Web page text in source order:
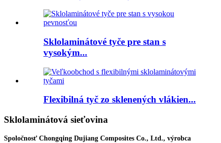
Sklolaminátové tyče pre stan s
vysokým...
Flexibilná tyč zo sklenených vlákien...
Sklolaminátová sieťovina
Spoločnosť Chongqing Dujiang Composites Co., Ltd., výrobca